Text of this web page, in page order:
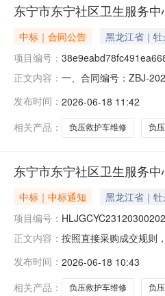
东宁市东宁社区卫生服务
中标｜合同公告 黑龙江省｜
项目编号：
正文内容： 一、合同编号：ZBJ-
心地址：东宁市永登街
发布时间： 2026-06-18 11:42
相关产品：
负压救护车维修 负
东宁市东宁社区卫生服务
中标｜中标通知 黑龙江省｜
项目编号：
正文内容： 按照直接采购成交规则
应商名称评审结果公告
发布时间： 2026-06-18 10:43
相关产品：
负压救护车维修 负